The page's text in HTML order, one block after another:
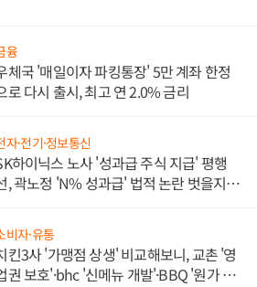
융
체국 '매일이자 파킹통장' 5만 계좌 한정
로 다시 출시, 최고 연 2.0% 금리
자·전기·정보통신
하이닉스 노사 '성과급 주식 지급' 평행
, 곽노정 'N% 성과급' 법적 논란 벗을지 주
비자·유통
킨3사 '가맹점 상생' 비교해보니, 교촌 '영
권 보호'·bhc '신메뉴 개발'·BBQ '원가 부